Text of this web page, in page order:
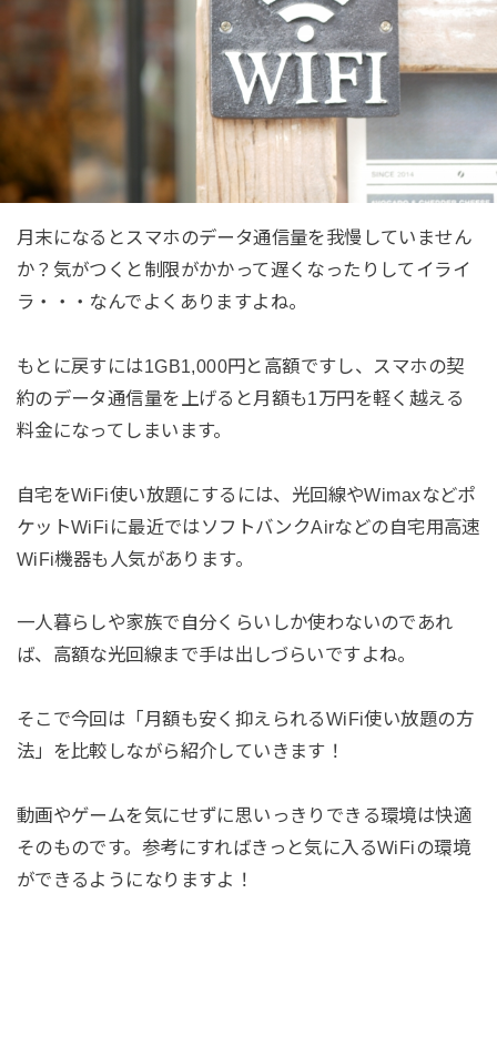
月末になるとスマホのデータ通信量を我慢していません
か？気がつくと制限がかかって遅くなったりしてイライ
ラ・・・なんでよくありますよね。
もとに戻すには1GB1,000円と高額ですし、スマホの契
約のデータ通信量を上げると月額も1万円を軽く越える
料金になってしまいます。
自宅をWiFi使い放題にするには、光回線やWimaxなどポ
ケットWiFiに最近ではソフトバンクAirなどの自宅用高速
WiFi機器も人気があります。
一人暮らしや家族で自分くらいしか使わないのであれ
ば、高額な光回線まで手は出しづらいですよね。
そこで今回は「月額も安く抑えられるWiFi使い放題の方
法」を比較しながら紹介していきます！
動画やゲームを気にせずに思いっきりできる環境は快適
そのものです。参考にすればきっと気に入るWiFiの環境
ができるようになりますよ！